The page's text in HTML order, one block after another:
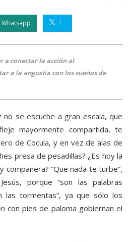
Whatsapp
a conectar la acción al
a la angustia con los sueños de
se escuche a gran escala, que
mayormente compartida, te
de Cocula, y en vez de alas de
presa de pesadillas? ¿Es hoy la
compañera? “Que nada te turbe”,
porque “son las palabras
las tormentas”, ya que sólo los
con pies de paloma gobiernan el